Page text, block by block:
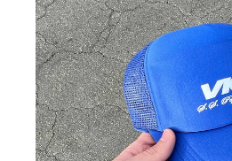
US · $ — ESTADOS UNIDOS
EE · € — ESTONIA
FI · € — FINLANDIA
FR · € — FRANCIA
GR · € — GRECIA